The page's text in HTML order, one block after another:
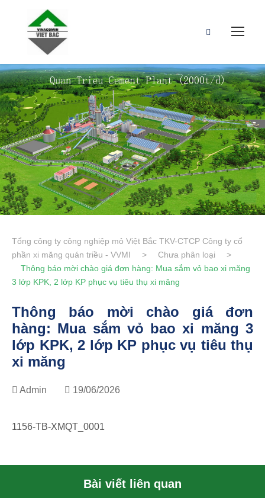
Tổng công ty công nghiệp mỏ Việt Bắc TKV-CTCP Công ty cổ
phần xi măng quán triều - VVMI
> Chưa phân loại
>
Thông báo mời chào giá đơn hàng: Mua sắm vỏ bao xi măng
3 lớp KPK, 2 lớp KP phục vụ tiêu thụ xi măng
Thông báo mời chào giá đơn
hàng: Mua sắm vỏ bao xi măng 3
lớp KPK, 2 lớp KP phục vụ tiêu thụ
xi măng
Admin 19/06/2026
1156-TB-XMQT_0001
Bài viết liên quan